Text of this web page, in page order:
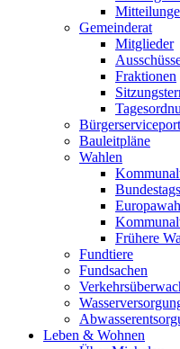
Gemeinderat
Mitglieder
Fraktionen
Bauleitpläne
Wahlen
Frühere
Fundtiere
Fundsachen
Leben & Wohnen